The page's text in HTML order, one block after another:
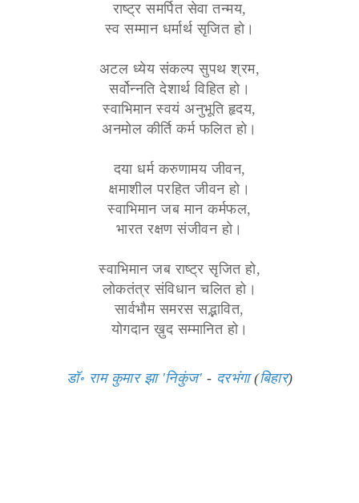
राष्ट्र समर्पित सेवा तन्मय,
स्व सम्मान धर्मार्थ सृजित हो।
अटल ध्येय संकल्प सुपथ श्रम,
सर्वोन्नति देशार्थ विहित हो।
स्वाभिमान स्वयं अनुभूति हृदय,
अनमोल कीर्ति कर्म फलित हो।
दया धर्म करुणामय जीवन,
क्षमाशील परहित जीवन हो।
स्वाभिमान जब मान कर्मफल,
भारत रक्षण संजीवन हो।
स्वाभिमान जब राष्ट्र सृजित हो,
लोकतंत्र संविधान चलित हो।
सार्वभौम समरस सद्भावित,
योगदान ख़ुद सम्मानित हो।
डॉ॰ राम कुमार झा 'निकुंज' - दरभंगा(बिहार)